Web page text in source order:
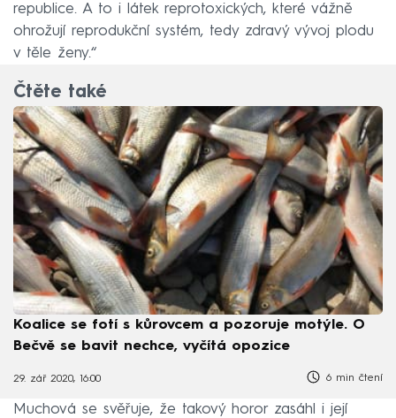
republice. A to i látek reprotoxických, které vážně
ohrožují reprodukční systém, tedy zdravý vývoj plodu
v těle ženy.“
Čtěte také
Koalice se fotí s kůrovcem a pozoruje motýle. O
Bečvě se bavit nechce, vyčítá opozice
29. zář 2020, 16:00 6 min čtení
Muchová se svěřuje, že takový horor zasáhl i její